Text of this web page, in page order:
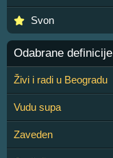
Svon
Odabrane definicije
Živi i radi u Beogradu
Vudu supa
Zaveden